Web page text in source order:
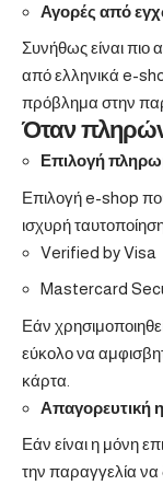
Αγορές από
Συνήθως είναι
από ελληνικά e-
πρόβλημα στην
Όταν
Επιλογή
Επιλογή e-shop
ισχυρή
Verified by Visa
Mastercard
Εάν
εύκολο να
κάρτα.
Απαγορευτική
Εάν είναι η μόνη
την παραγγελία να